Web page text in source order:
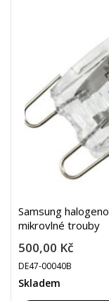
Samsung
mikrovlné trouby
500,00 Kč
DE47-00040B
Skladem